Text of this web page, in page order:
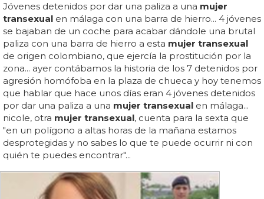
Jóvenes detenidos por dar una paliza a una mujer
transexual en málaga con una barra de hierro... 4 jóvenes
se bajaban de un coche para acabar dándole una brutal
paliza con una barra de hierro a esta mujer transexual
de origen colombiano, que ejercía la prostitución por la
zona... ayer contábamos la historia de los 7 detenidos por
agresión homófoba en la plaza de chueca y hoy tenemos
que hablar que hace unos días eran 4 jóvenes detenidos
por dar una paliza a una mujer transexual en málaga...
nicole, otra mujer transexual, cuenta para la sexta que
"en un polígono a altas horas de la mañana estamos
desprotegidas y no sabes lo que te puede ocurrir ni con
quién te puedes encontrar"...